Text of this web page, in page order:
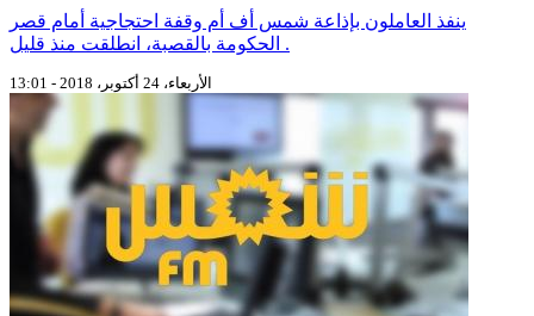
ينفذ العاملون بإذاعة شمس أف أم وقفة احتجاجية أمام قصر
الحكومة بالقصبة، انطلقت منذ قليل .
الأربعاء، 24 أكتوبر، 2018 - 13:01